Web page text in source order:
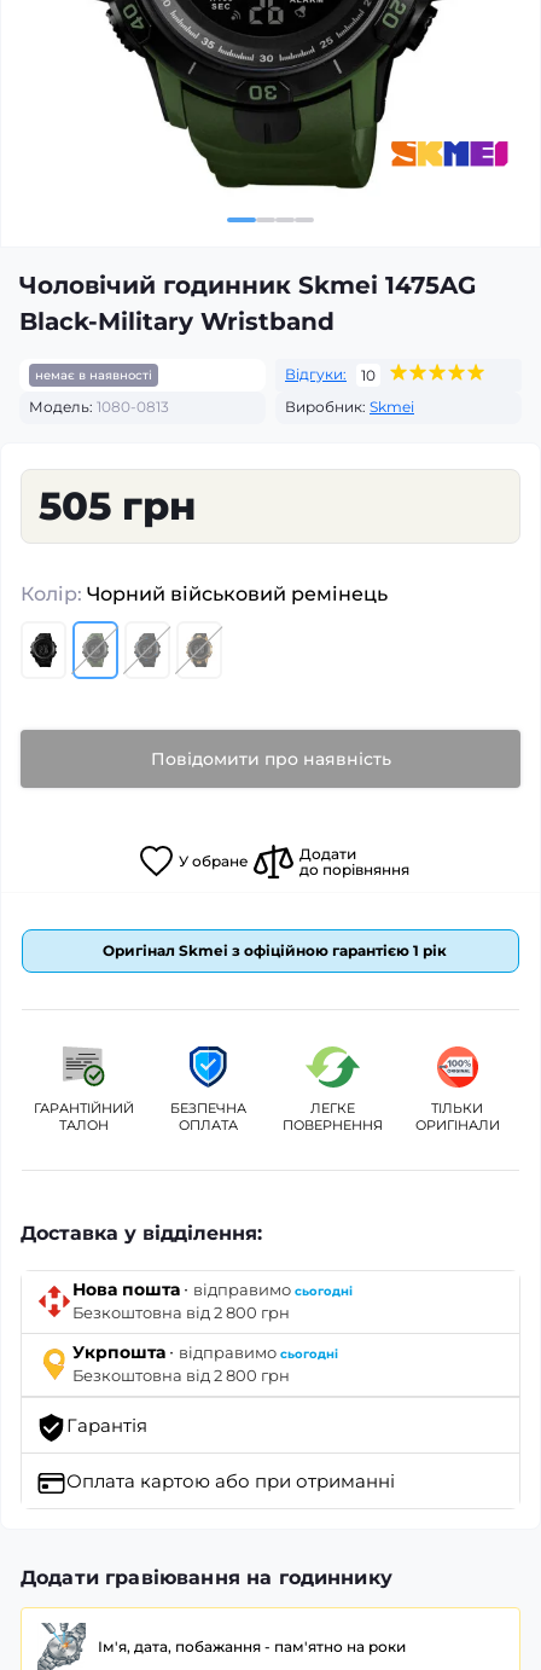
Чоловічий годинник Skmei 1475AG
Black-Military Wristband
немає в наявності Відгуки:
10
Модель: 1080-0813 Виробник: Skmei
505 грн
Колір: Чорний військовий ремінець
Повідомити про наявність
У обране
Додати
до порівняння
Оригінал Skmei з офіційною гарантією 1 рік
ГАРАНТІЙНИЙ
ТАЛОН
БЕЗПЕЧНА
ОПЛАТА
ЛЕГКЕ
ПОВЕРНЕННЯ
ТІЛЬКИ
ОРИГІНАЛИ
Доставка у відділення:
Нова пошта · відправимо сьогодні
Безкоштовна від 2 800 грн
Укрпошта · відправимо сьогодні
Безкоштовна від 2 800 грн
Гарантія
Оплата картою або при отриманні
Додати гравіювання на годиннику
Ім'я, дата, побажання - пам'ятно на роки